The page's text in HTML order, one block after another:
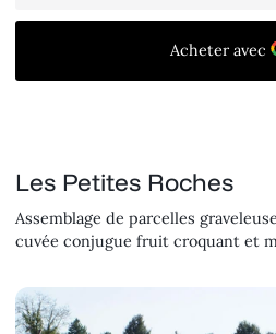
Les Petites Roches
Assemblage de parcelles
cuvée conjugue fruit croquant et